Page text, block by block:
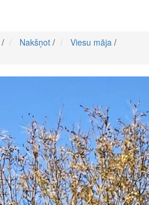
/ Nakšņot / Viesu māja /